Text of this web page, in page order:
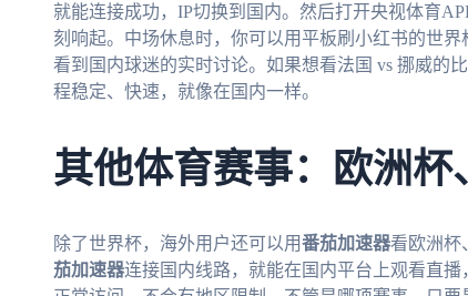
就能连接成功，IP切换到国内。然后打开央视体育
刻响起。中场休息时，你可以用平板刷小红书的世
看到国内球迷的实时讨论。如果想看法国 vs 挪威的
程稳定、快速，就像在国内一样。
其他体育赛事：欧洲
除了世界杯，海外用户还可以用番茄加速器看欧洲杯
茄加速器连接国内线路，就能在国内平台上观看直